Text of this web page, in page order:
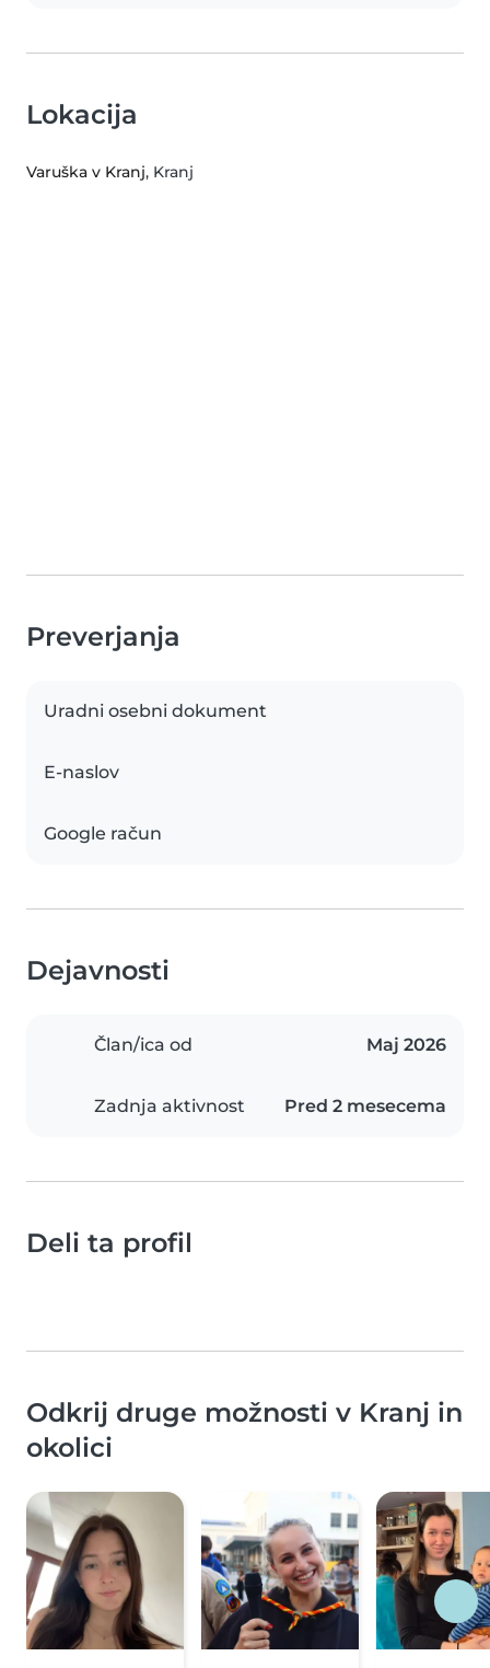
Lokacija
Varuška v Kranj, Kranj
Preverjanja
Uradni osebni dokument
E-naslov
Google račun
Dejavnosti
Član/ica od Maj 2026
Zadnja aktivnost Pred 2 mesecema
Deli ta profil
Odkrij druge možnosti v Kranj in
okolici